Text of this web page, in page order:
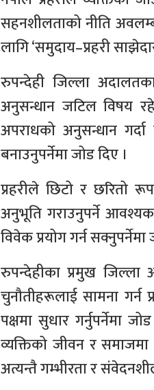
सहनशीलताको नीति
लागि ‘समुदाय–प्रहरी
रुपन्देही जिल्ला
अनुसन्धान जटिल विषय
अपराधको अनुसन्धान गर्दा
बनाउनुपर्नेमा जोड दिए ।
प्रहरीले छिटो र छरितो
अनुभूति गराउनुपर्ने
विवेक प्रयोग गर्न सक्नुपर्नेमा
रुपन्देहीका प्रमुख जिल्ला
चुनौतीहरूलाई सामना गर्न
पक्षमा सुधार गर्नुपर्नेमा
व्यक्तिको जीवन र समाजमा
अत्यन्तै गम्भीरता र